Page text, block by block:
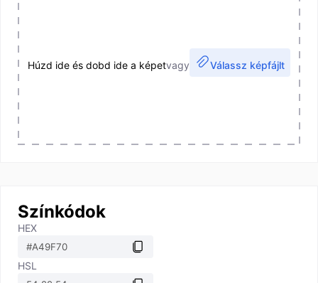
Húzd ide és dobd ide a képetvagy Válassz képfájlt
Színkódok
HEX
HSL